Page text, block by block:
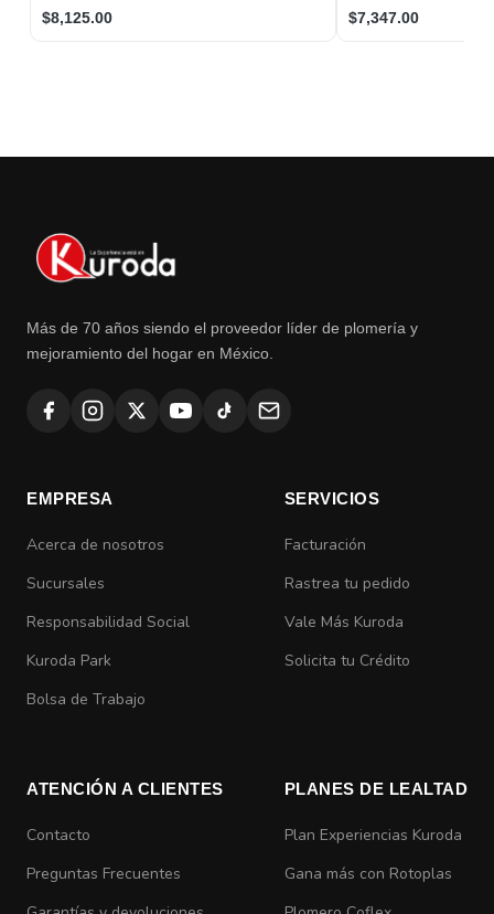
$8,125.00 $7,347.00
Más de 70 años siendo el proveedor líder de plomería y
mejoramiento del hogar en México.
EMPRESA
Acerca de nosotros
Sucursales
Responsabilidad Social
Kuroda Park
Bolsa de Trabajo
SERVICIOS
Facturación
Rastrea tu pedido
Vale Más Kuroda
Solicita tu Crédito
ATENCIÓN A CLIENTES
Contacto
Preguntas Frecuentes
PLANES DE LEALTAD
Plan Experiencias Kuroda
Gana más con Rotoplas